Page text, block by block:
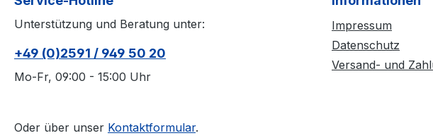
Unterstützung und Beratung unter:
+49 (0)2591 / 949 50 20
Mo-Fr, 09:00 - 15:00 Uhr
Oder über unser Kontaktformular.
Impressum
Datenschutz
Versand- und